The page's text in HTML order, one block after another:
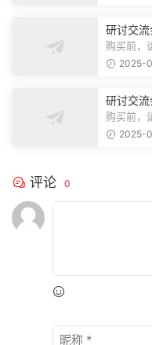
研讨交
为纲,推
购买前，
注，精彩
2025-
研讨交
推动巡
购买前，
注，精彩
2025-
评论 0